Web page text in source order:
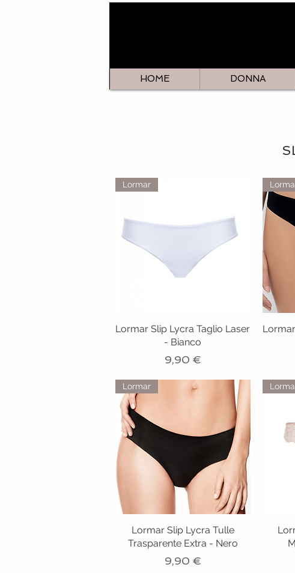
HOME DONNA
Lormar
Lormar Slip Lycra Taglio Laser
- Bianco
Prezzo
9,90 €
Lormar
Lormar Slip Lycra Tulle
Trasparente Extra - Nero
Prezzo
9,90 €